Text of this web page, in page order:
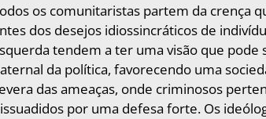
os comunitaristas partem da crença
dos desejos idiossincráticos de
tendem a ter uma visão que
da política, favorecendo uma
das ameaças, onde criminosos
por uma defesa forte. Os